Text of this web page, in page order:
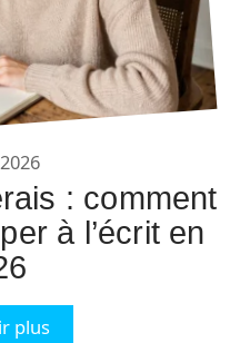
: comment
à l’écrit en
plus